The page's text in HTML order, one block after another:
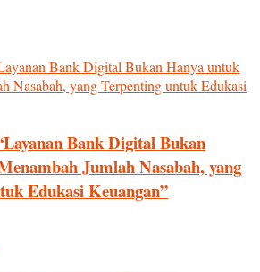
Bank Digital Bukan
Jumlah Nasabah, yang
Edukasi Keuangan”